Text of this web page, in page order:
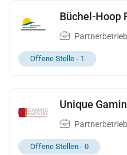
Büchel-Hoop
Offene Stelle - 1
Unique
Offene Stellen - 0